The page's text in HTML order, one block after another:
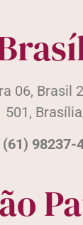
06, Brasil
501,
(61) 98237-